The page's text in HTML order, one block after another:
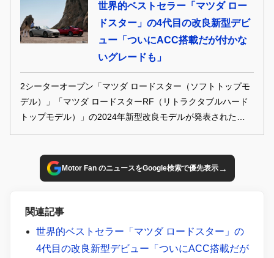
世界的ベストセラー「マツダ ロー
ドスター」の4代目の改良新型デビ
ュー「ついにACC搭載だが付かな
いグレードも」
2シーターオープン「マツダ ロードスター（ソフトトップモ
デル）」「マツダ ロードスターRF（リトラクタブルハード
トップモデル）」の2024年新型改良モデルが発表された。
「人馬一体の走り」を標榜する世界的ベストセラーの4代目
Motor Fan のニュースをGoogle検索で優先表示→
関連記事
世界的ベストセラー「マツダ ロードスター」の
4代目の改良新型デビュー「ついにACC搭載だが